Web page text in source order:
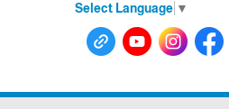
Select Language ▼